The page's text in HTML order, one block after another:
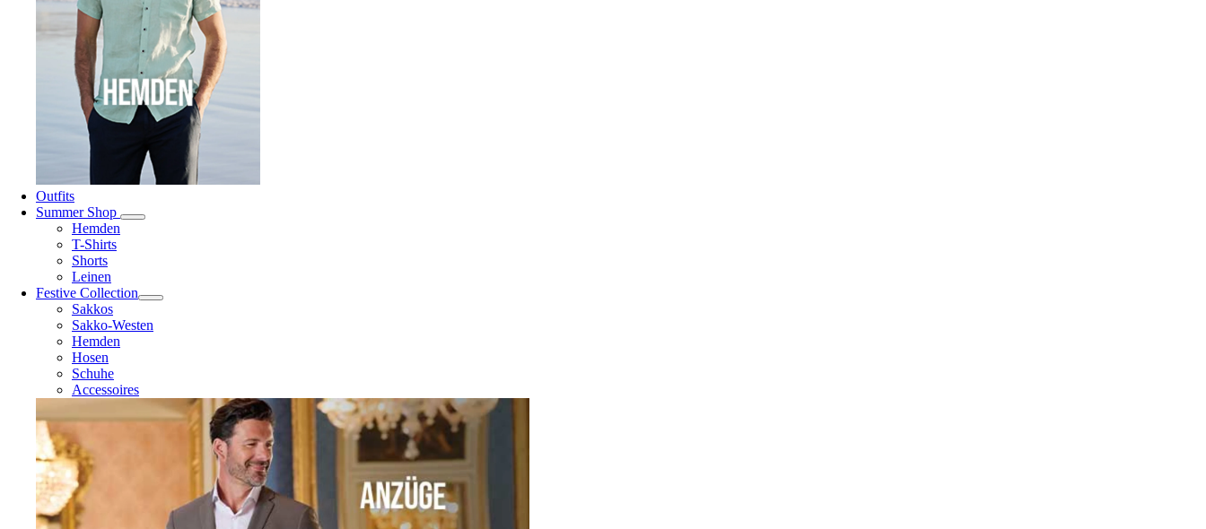
Outfits
Summer Shop
Hemden
T-Shirts
Shorts
Leinen
Festive Collection
Sakkos
Sakko-Westen
Hemden
Hosen
Schuhe
Accessoires